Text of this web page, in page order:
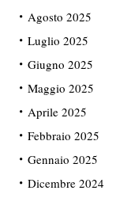
Agosto 2025
Luglio 2025
Giugno 2025
Maggio 2025
Aprile 2025
Febbraio 2025
Gennaio 2025
Dicembre 2024